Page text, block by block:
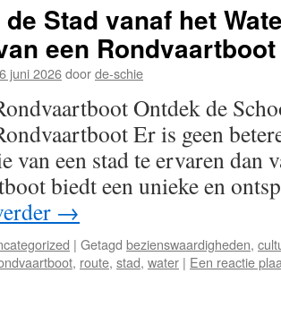
Stad vanaf het
een Rondvaartboot
juni 2026doorde-schie
Ontdek de
Er is geen
van een stad te ervaren dan
biedt een unieke en
→
| Getagd bezienswaardigheden,
, route, stad, water | Een reactie